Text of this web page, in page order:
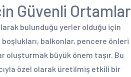
Güvenli Ortamlar
bulunduğu yerler olduğu için
balkonlar, pencere önleri
oluşturmak büyük önem taşır. Bu
özel olarak üretilmiş etkili bir